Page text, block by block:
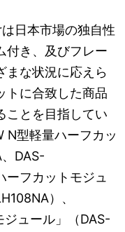
日本市場の独自性
付き、及びフレー
まな状況に応えら
トに合致した商品
ことを目指してい
N型軽量ハーフカッ
DAS-
ーフカットモジュ
）、
ジュール」（DAS-